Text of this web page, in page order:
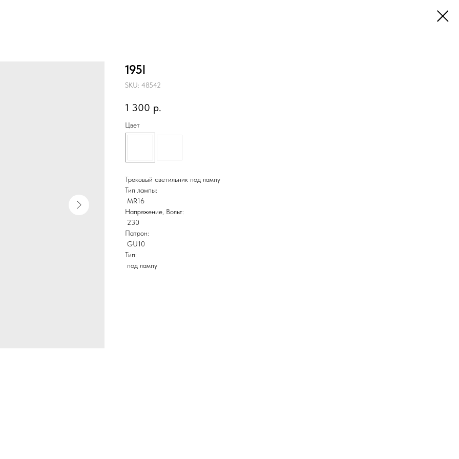
195l
SKU: 48542
1 300 р.
Цвет
Трековый светильник под лампу
Тип лампы:
MR16
Напряжение, Вольт:
230
Патрон:
GU10
Тип:
под лампу